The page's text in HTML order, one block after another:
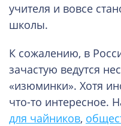
учителя и вовсе
школы.
К сожалению, в
зачастую ведутся
«изюминки». Хотя
что-то интересное.
для чайников,